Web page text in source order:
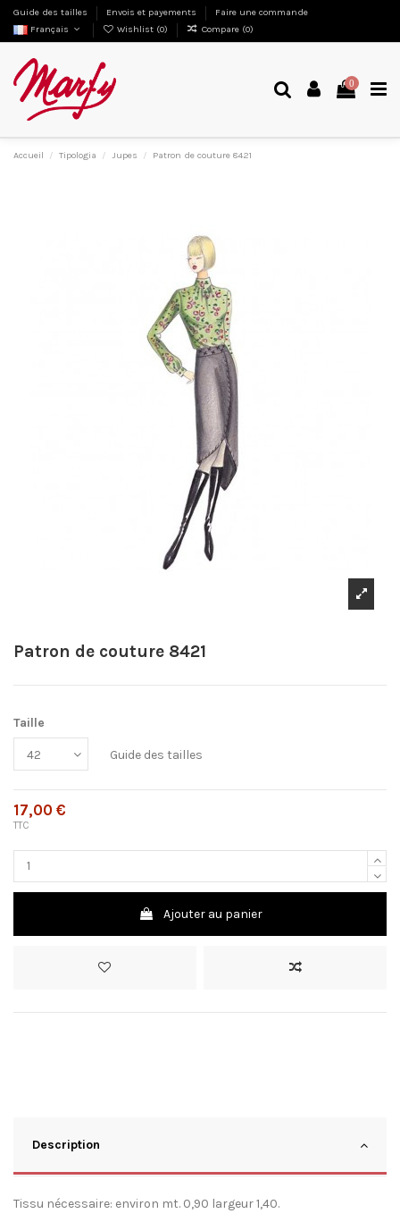
Guide des tailles Envois et payements
Faire une commande
Français
Wishlist (0) Compare (0)
0
Accueil Tipologia Jupes Patron de couture 8421
Patron de couture 8421
Taille
Guide des tailles
17,00 €
TTC
Ajouter au panier
Description
Tissu nécessaire: environ mt. 0,90 largeur 1,40.